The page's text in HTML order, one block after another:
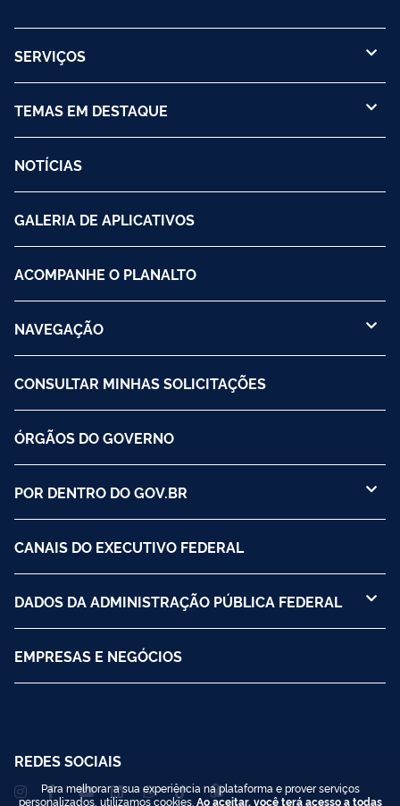
SERVIÇOS
TEMAS EM DESTAQUE
NOTÍCIAS
GALERIA DE APLICATIVOS
ACOMPANHE O PLANALTO
NAVEGAÇÃO
CONSULTAR MINHAS SOLICITAÇÕES
ÓRGÃOS DO GOVERNO
POR DENTRO DO GOV.BR
CANAIS DO EXECUTIVO FEDERAL
DADOS DA ADMINISTRAÇÃO PÚBLICA FEDERAL
EMPRESAS E NEGÓCIOS
REDES SOCIAIS
Para melhorar a sua experiência na plataforma e prover serviços
personalizados, utilizamos cookies. Ao aceitar, você terá acesso a todas